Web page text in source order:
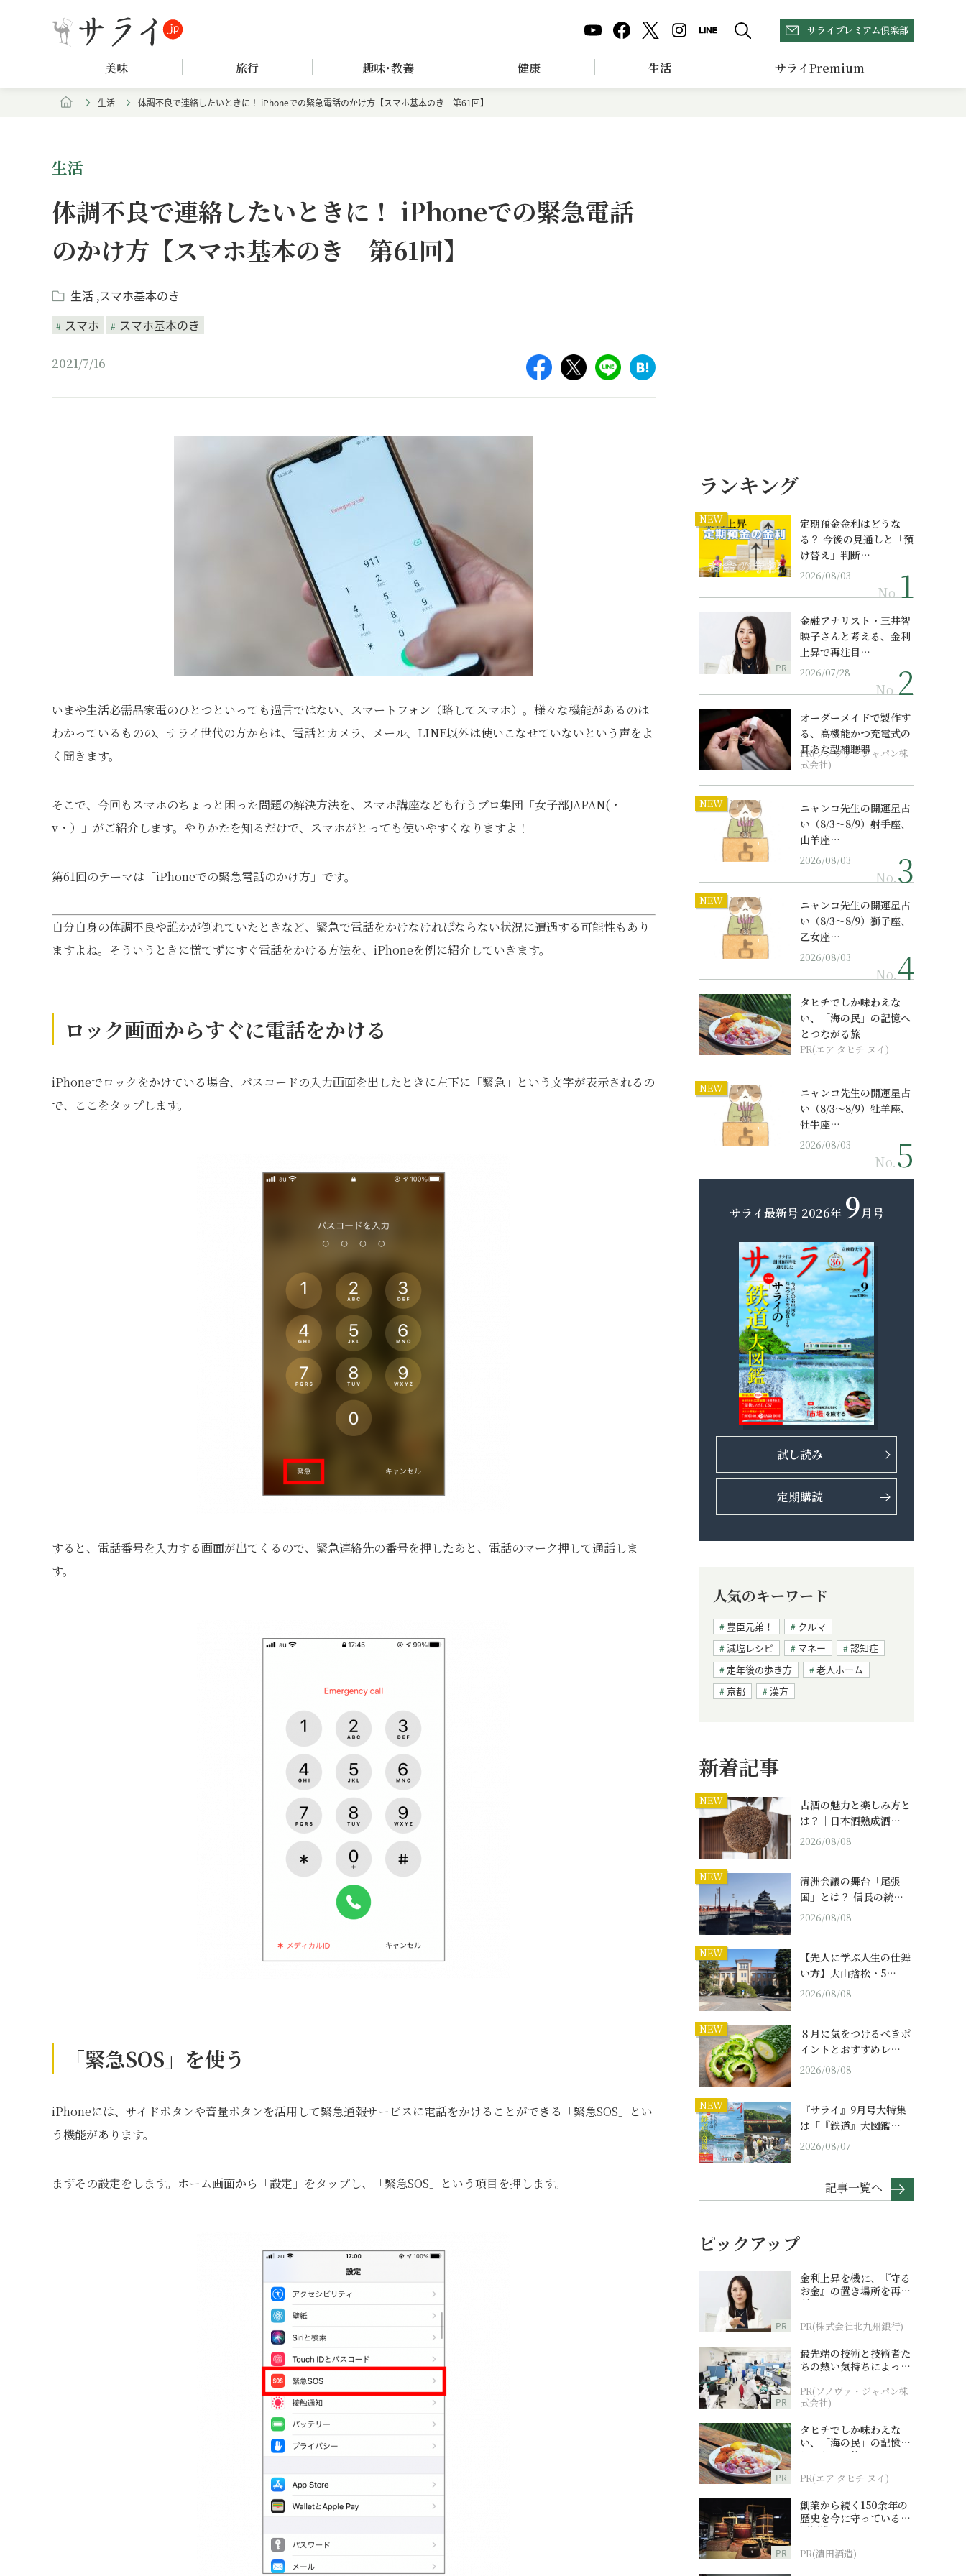
サライプレミアム倶楽部
美味 旅行 趣味･教養 健康 生活 サライPremium
生活 体調不良で連絡したいときに！ iPhoneでの緊急電話のかけ方【スマホ基本のき 第61回】
生活
体調不良で連絡したいときに！ iPhoneでの緊急電話
のかけ方【スマホ基本のき 第61回】
生活 スマホ基本のき
スマホ
スマホ基本のき
2021/7/16
いまや生活必需品家電のひとつといっても過言ではない、スマートフォン（略してスマホ）。様々な機能があるのは
わかっているものの、サライ世代の方からは、電話とカメラ、メール、LINE以外は使いこなせていないという声をよ
く聞きます。
そこで、今回もスマホのちょっと困った問題の解決方法を、スマホ講座なども行うプロ集団「女子部JAPAN(・
v・）」がご紹介します。やりかたを知るだけで、スマホがとっても使いやすくなりますよ！
第61回のテーマは「iPhoneでの緊急電話のかけ方」です。
自分自身の体調不良や誰かが倒れていたときなど、緊急で電話をかけなければならない状況に遭遇する可能性もあり
ますよね。そういうときに慌てずにすぐ電話をかける方法を、iPhoneを例に紹介していきます。
ロック画面からすぐに電話をかける
iPhoneでロックをかけている場合、パスコードの入力画面を出したときに左下に「緊急」という文字が表示されるの
で、ここをタップします。
すると、電話番号を入力する画面が出てくるので、緊急連絡先の番号を押したあと、電話のマーク押して通話しま
す。
「緊急SOS」を使う
iPhoneには、サイドボタンや音量ボタンを活用して緊急通報サービスに電話をかけることができる「緊急SOS」とい
う機能があります。
まずその設定をします。ホーム画面から「設定」をタップし、「緊急SOS」という項目を押します。
ランキング
NEW
定期預金金利はどうな
る？ 今後の見通しと「預
け替え」判断…
2026/08/03
No.
PR
金融アナリスト・三井智
映子さんと考える、金利
上昇で再注目…
2026/07/28
No.
オーダーメイドで製作す
る、高機能かつ充電式の
耳あな型補聴器
PR(ソノヴァ・ジャパン株
式会社)
NEW
ニャンコ先生の開運星占
い（8/3～8/9）射手座、
山羊座…
2026/08/03
No.
NEW
ニャンコ先生の開運星占
い（8/3～8/9）獅子座、
乙女座…
2026/08/03
No.
タヒチでしか味わえな
い、「海の民」の記憶へ
とつながる旅
PR(エア タヒチ ヌイ)
NEW
ニャンコ先生の開運星占
い（8/3～8/9）牡羊座、
牡牛座…
2026/08/03
No.
サライ最新号 2026年 9月号
試し読み
定期購読
人気のキーワード
豊臣兄弟！
クルマ
減塩レシピ
マネー
認知症
定年後の歩き方
老人ホーム
京都
漢方
新着記事
NEW
古酒の魅力と楽しみ方と
は？｜日本酒熟成酒…
2026/08/08
NEW
清洲会議の舞台「尾張
国」とは？ 信長の統…
2026/08/08
NEW
【先人に学ぶ人生の仕舞
い方】大山捨松・5…
2026/08/08
NEW
８月に気をつけるべきポ
イントとおすすめレ…
2026/08/08
NEW
『サライ』9月号大特集
は「『鉄道』大図鑑…
2026/08/07
記事一覧へ
ピックアップ
PR
金利上昇を機に、『守る
お金』の置き場所を再検
討
PR(株式会社北九州銀行)
PR
最先端の技術と技術者た
ちの熱い気持ちによって
作られているオーダーメ
イド補聴器
PR(ソノヴァ・ジャパン株
式会社)
PR
タヒチでしか味わえな
い、「海の民」の記憶へ
とつながる旅
PR(エア タヒチ ヌイ)
PR
創業から続く150余年の
歴史を今に守っている濵
田酒造
PR(濵田酒造)